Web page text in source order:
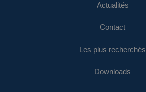
Actualités
Contact
Les plus recherchés
Downloads